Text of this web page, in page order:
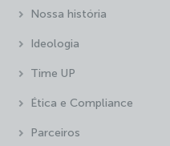
Nossa história
Ideologia
Time UP
Ética e Compliance
Parceiros